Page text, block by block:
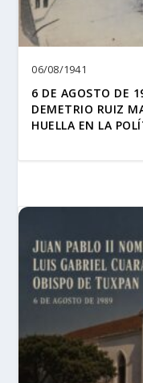
06/08/1941
6 DE AGOSTO DE
DEMETRIO RUIZ
HUELLA EN LA